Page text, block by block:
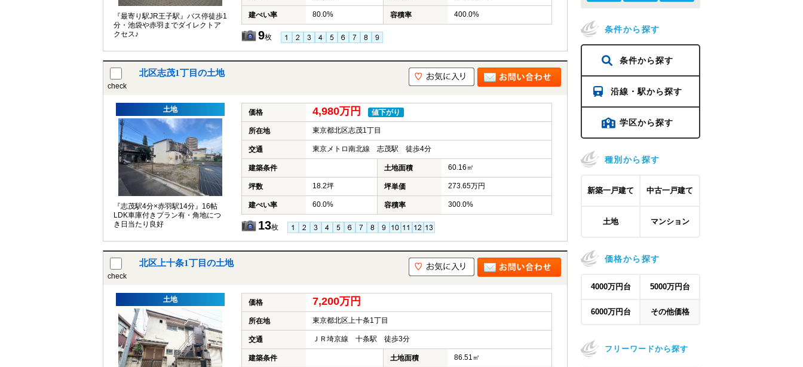
『最寄り駅JR王子駅』バス停徒歩1
分・池袋や赤羽までダイレクトア
クセス♪
建ぺい率 80.0% 容積率 400.0%
9枚
check
北区志茂1丁目の土地
土地
『志茂駅4分×赤羽駅14分』16帖
LDK車庫付きプラン有・角地につ
き日当たり良好
価格 4,980万円 値下がり
所在地 東京都北区志茂1丁目
交通 東京メトロ南北線 志茂駅 徒歩4分
建築条件 土地面積 60.16㎡
坪数 18.2坪 坪単価 273.65万円
建ぺい率 60.0% 容積率 300.0%
13枚
check
北区上十条1丁目の土地
土地 価格 7,200万円
所在地 東京都北区上十条1丁目
交通 ＪＲ埼京線 十条駅 徒歩3分
建築条件 土地面積 86.51㎡
条件から探す
条件から探す
沿線・駅から探す
学区から探す
種別から探す
新築一戸建て 中古一戸建て
土地 マンション
価格から探す
4000万円台 5000万円台
6000万円台 その他価格
フリーワードから探す